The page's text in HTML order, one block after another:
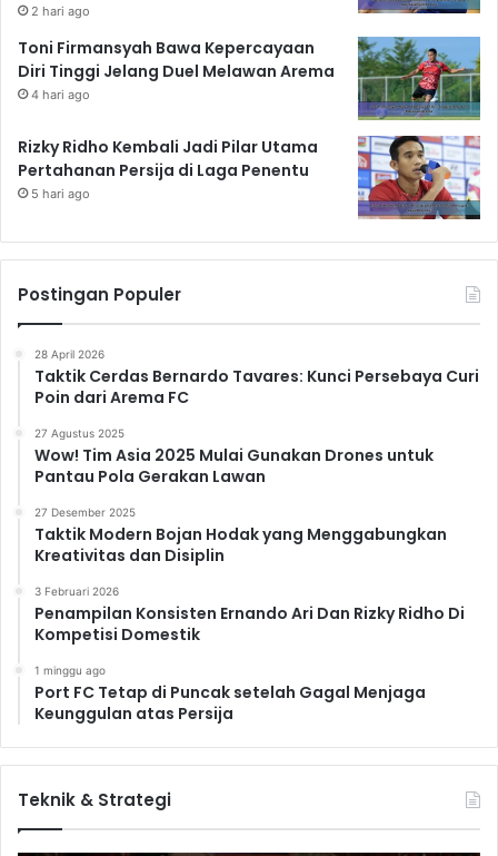
2 hari ago
Toni Firmansyah Bawa Kepercayaan
Diri Tinggi Jelang Duel Melawan Arema
4 hari ago
Rizky Ridho Kembali Jadi Pilar Utama
Pertahanan Persija di Laga Penentu
5 hari ago
Postingan Populer
28 April 2026
Taktik Cerdas Bernardo Tavares: Kunci Persebaya Curi
Poin dari Arema FC
27 Agustus 2025
Wow! Tim Asia 2025 Mulai Gunakan Drones untuk
Pantau Pola Gerakan Lawan
27 Desember 2025
Taktik Modern Bojan Hodak yang Menggabungkan
Kreativitas dan Disiplin
3 Februari 2026
Penampilan Konsisten Ernando Ari Dan Rizky Ridho Di
Kompetisi Domestik
1 minggu ago
Port FC Tetap di Puncak setelah Gagal Menjaga
Keunggulan atas Persija
Teknik & Strategi